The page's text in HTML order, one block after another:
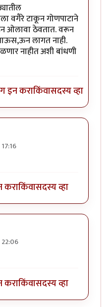
करता येत
वगैरे टाकून गोणपाटाने
ओलावा ठेवतात. वरून
लागत नाही.
नाहीत अशी बांधणी
इन कराकिंवासदस्य व्हा
कराकिंवासदस्य व्हा
कराकिंवासदस्य व्हा